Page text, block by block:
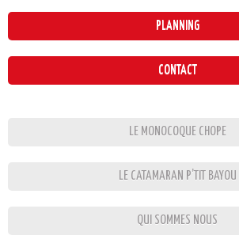
PLANNING
CONTACT
LE MONOCOQUE CHOPE
LE CATAMARAN P’TIT BAYOU
QUI SOMMES NOUS